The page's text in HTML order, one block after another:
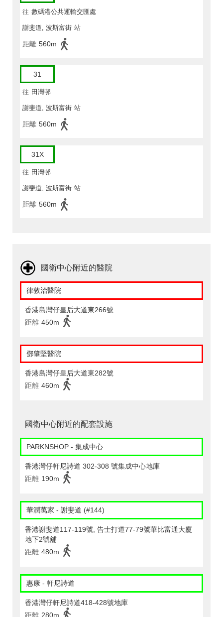
往 數碼港公共運輸交匯處
謝斐道, 波斯富街 站
距離 560m
31
往 田灣邨
謝斐道, 波斯富街 站
距離 560m
31X
往 田灣邨
謝斐道, 波斯富街 站
距離 560m
國衛中心附近的醫院
律敦治醫院
香港島灣仔皇后大道東266號
距離 450m
鄧肇堅醫院
香港島灣仔皇后大道東282號
距離 460m
國衛中心附近的配套設施
PARKNSHOP - 集成中心
香港灣仔軒尼詩道 302-308 號集成中心地庫
距離 190m
華潤萬家 - 謝斐道 (#144)
香港謝斐道117-119號, 告士打道77-79號華比富通大廈
地下2號舖
距離 480m
惠康 - 軒尼詩道
香港灣仔軒尼詩道418-428號地庫
距離 280m